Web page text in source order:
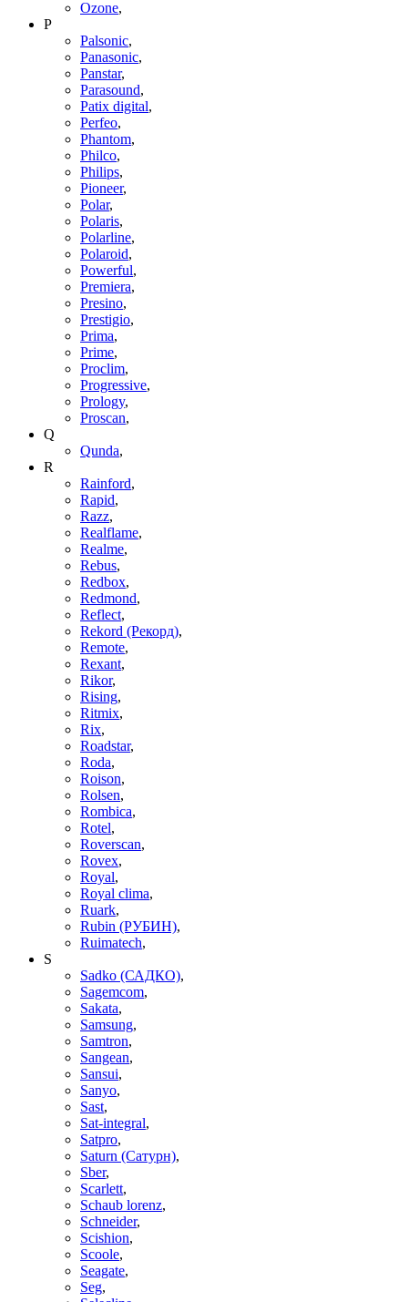
Ozone,
P
Palsonic,
Panasonic,
Panstar,
Parasound,
Patix digital,
Perfeo,
Phantom,
Philco,
Philips,
Pioneer,
Polar,
Polaris,
Polarline,
Polaroid,
Powerful,
Premiera,
Presino,
Prestigio,
Prima,
Prime,
Proclim,
Progressive,
Prology,
Proscan,
Q
Qunda,
R
Rainford,
Rapid,
Razz,
Realflame,
Realme,
Rebus,
Redbox,
Redmond,
Reflect,
Rekord (Рекорд),
Remote,
Rexant,
Rikor,
Rising,
Ritmix,
Rix,
Roadstar,
Roda,
Roison,
Rolsen,
Rombica,
Rotel,
Roverscan,
Rovex,
Royal,
Royal clima,
Ruark,
Rubin (РУБИН),
Ruimatech,
S
Sadko (САДКО),
Sagemcom,
Sakata,
Samsung,
Samtron,
Sangean,
Sansui,
Sanyo,
Sast,
Sat-integral,
Satpro,
Saturn (Сатурн),
Sber,
Scarlett,
Schaub lorenz,
Schneider,
Scishion,
Scoole,
Seagate,
Seg,